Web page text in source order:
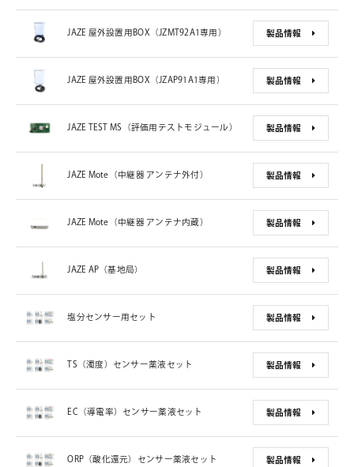
JAZE 屋外設置用BOX（JZMT92A1専用） 製品情報
JAZE 屋外設置用BOX（JZAP91A1専用） 製品情報
JAZE TEST MS（評価用テストモジュール） 製品情報
JAZE Mote（中継器 アンテナ外付） 製品情報
JAZE Mote（中継器 アンテナ内蔵） 製品情報
JAZE AP（基地局） 製品情報
塩分センサー用セット 製品情報
TS（濁度）センサー薬液セット 製品情報
EC（導電率）センサー薬液セット 製品情報
ORP（酸化還元）センサー薬液セット 製品情報